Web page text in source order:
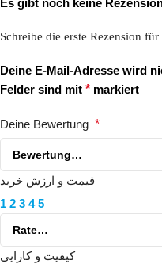
Es gibt noch keine
Deine E-Mail-Adresse wird
Felder sind mit * markiert
Deine Bewertung *
قیمت و ارزش خرید
1 2 3 4 5
کیفیت و کارایی